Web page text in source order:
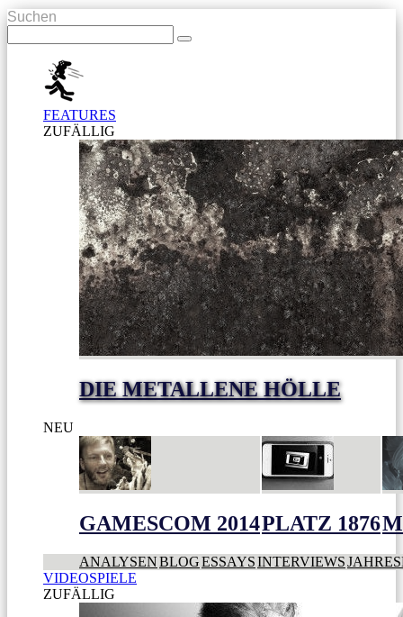
Suchen
FEATURES
ZUFÄLLIG
DIE METALLENE HÖLLE
NEU
GAMESCOM 2014PLATZ 1876
ANALYSENBLOGESSAYSINTERVIEWS
VIDEOSPIELE
ZUFÄLLIG